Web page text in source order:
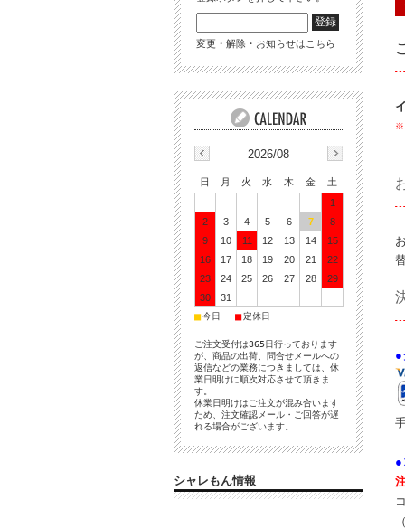
※
●
●
変更・解除・お知らせはこちら
2026/08
日 月 火 水 木 金
土
1
2
3 4 5 6 7
8
9
10 11 12 13 14
15
16
17 18 19 20 21
22
23
24 25 26 27 28
29
30
31
■今日 ■定休日
ご注文受付は365日行っております
が、商品の出荷、問合せメールへの
返信などの業務につきましては、休
業日明けに順次対応させて頂きま
す。
休業日明けはご注文が混み合います
ため、注文確認メール・ご回答が遅
れる場合がございます。
シャレもん情報